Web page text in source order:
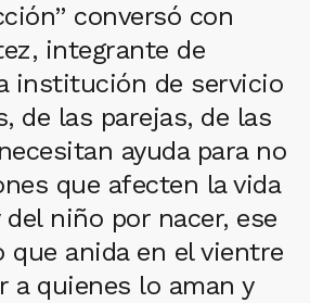
conversó con
integrante de
institución de servicio
de las parejas, de las
ayuda para no
que afecten la vida
del niño por nacer, ese
que anida en el vientre
a quienes lo aman y